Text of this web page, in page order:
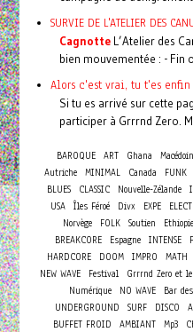
SURVIE DE L'ATELIER DES
CagnotteL’Atelier des
bien mouvementée : - Fin
Alors c'est vrai, tu t'es
Si tu es arrivé sur cette
participer à Grrrnd Zero.
BAROQUE ART Ghana
Autriche
MINIMAL Canada FUNK
BLUES
CLASSIC Nouvelle-Zélande
USA
Îles Féroé Divx EXPE
Norvège
FOLK Soutien Ethiopie
BREAKCORE
Espagne INTENSE
HARDCORE
DOOM IMPRO MATH
NEW WAVE
Festival Grrrnd Zero et
Numérique
NO WAVE Bar
UNDERGROUND
SURF DISCO
BUFFET FROID
AMBIANT Mp3